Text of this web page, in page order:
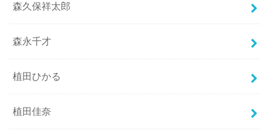
森久保祥太郎
森永千才
植田ひかる
植田佳奈